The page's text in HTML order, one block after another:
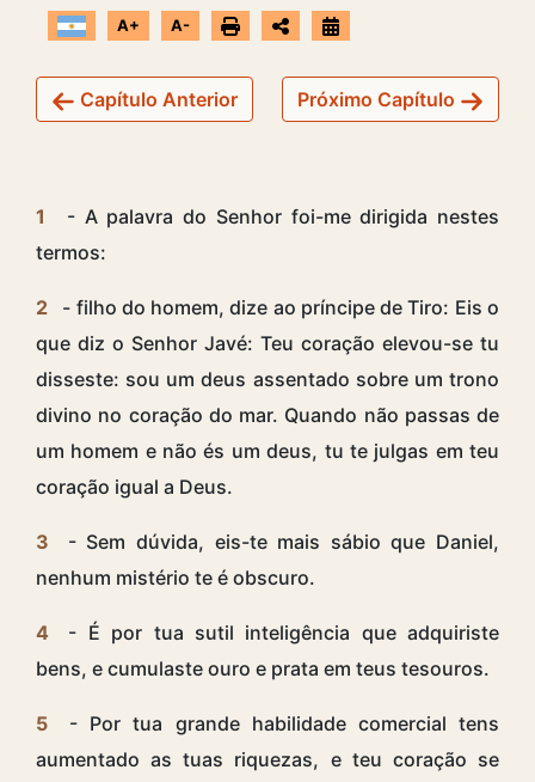
A+ A-
Capítulo Anterior Próximo Capítulo
1
- A palavra do Senhor foi-me dirigida nestes
termos:
2
- filho do homem, dize ao príncipe de Tiro: Eis o
que diz o Senhor Javé: Teu coração elevou-se tu
disseste: sou um deus assentado sobre um trono
divino no coração do mar. Quando não passas de
um homem e não és um deus, tu te julgas em teu
coração igual a Deus.
3
- Sem dúvida, eis-te mais sábio que Daniel,
nenhum mistério te é obscuro.
4
- É por tua sutil inteligência que adquiriste
bens, e cumulaste ouro e prata em teus tesouros.
5
- Por tua grande habilidade comercial tens
aumentado as tuas riquezas, e teu coração se